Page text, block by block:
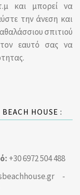
και μπορεί να
την άνεση και
σπιτιού
εαυτό σας να
HOUSE :
+30 6972 504 488
-